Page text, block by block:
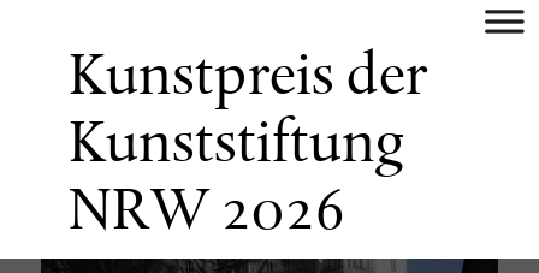
künstler
museum/galerie
verlag
Kunstpreis der
Kunststiftung
NRW 2026